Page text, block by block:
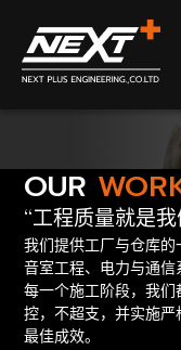
OUR
工程质量就是
我们提供工厂与仓库
音室工程、电力与通
每一个施工阶段，我
控，不超支，并实施
最佳成效。